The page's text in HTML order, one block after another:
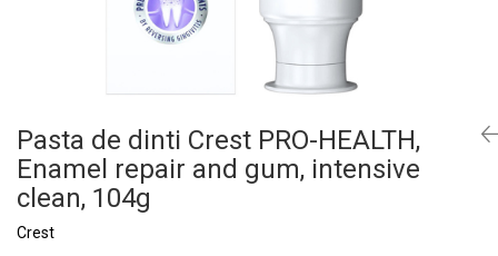
Pasta de dinti Crest PRO-HEALTH,
Enamel repair and gum, intensive
clean, 104g
Crest